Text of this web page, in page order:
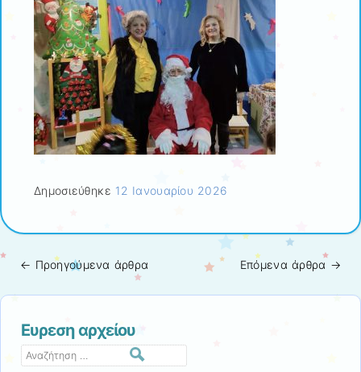
Δημοσιεύθηκε 12 Ιανουαρίου 2026
Πλοήγηση άρθρων
← Προηγούμενα άρθρα Επόμενα άρθρα →
Ευρεση αρχείου
Αναζήτηση